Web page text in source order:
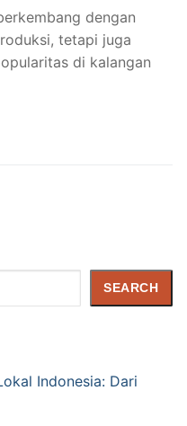
dengan
tetapi juga
di kalangan
SEARCH
Indonesia: Dari